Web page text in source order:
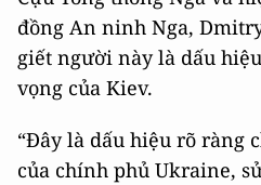
đồng An ninh Nga,
giết người này là dấu
vọng của Kiev.
“Đây là dấu hiệu rõ ràng
của chính phủ Ukraine,